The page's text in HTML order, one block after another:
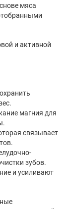
мяса
и активной
магния для
связывает
зубов.
и усиливают